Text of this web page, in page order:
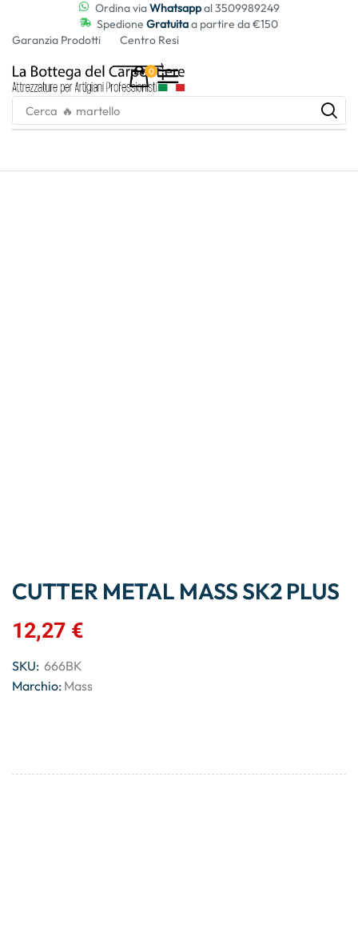
Ordina viaWhatsappal 3509989249
Spedione Gratuitaa partire da €150
Garanzia Prodotti
Centro Resi
0
Cerca 🔥 martello
CUTTER METAL MASS SK2 PLUS
12,27 €
SKU: 666BK
Marchio: Mass